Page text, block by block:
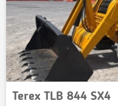
Terex TLB 844 SX4